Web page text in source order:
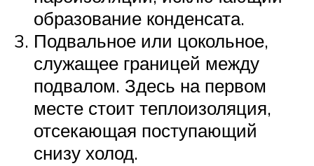
образование конденсата.
Подвальное или цокольное,
служащее границей между
подвалом. Здесь на первом
месте стоит теплоизоляция,
отсекающая поступающий
снизу холод.